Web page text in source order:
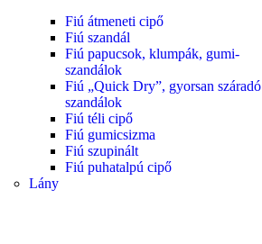
Fiú átmeneti cipő
Fiú szandál
Fiú papucsok, klumpák, gumi-
szandálok
Fiú „Quick Dry”, gyorsan száradó
szandálok
Fiú téli cipő
Fiú gumicsizma
Fiú szupinált
Fiú puhatalpú cipő
Lány